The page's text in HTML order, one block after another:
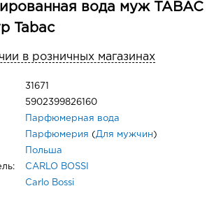
вода муж TABAC
Tabac
в розничных магазинах
31671
5902399826160
Парфюмерная вода
Парфюмерия ( Для мужчин )
Польша
CARLO BOSSI
Carlo Bossi